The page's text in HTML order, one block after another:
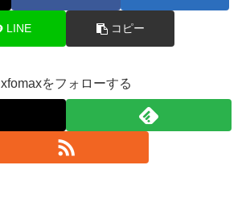
LINE コピー
xfomaxをフォローする